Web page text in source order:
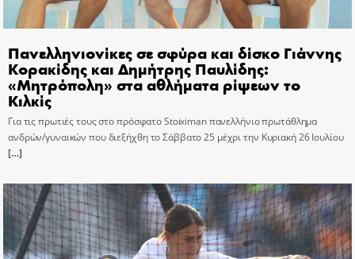
Πανελληνιονίκες σε σφύρα και δίσκο Γιάννης
Κορακίδης και Δημήτρης Παυλίδης:
«Μητρόπολη» στα αθλήματα ρίψεων το
Κιλκίς
Για τις πρωτιές τους στο πρόσφατο Stoiximan πανελλήνιο πρωτάθλημα
ανδρών/γυναικών που διεξήχθη το Σάββατο 25 μέχρι την Κυριακή 26 Ιουλίου
[…]